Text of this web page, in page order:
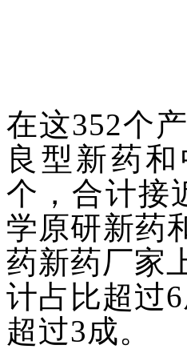
在这352个
良型新药
个，合计接
学原研新药
药新药厂家
计占比超过
超过3成。